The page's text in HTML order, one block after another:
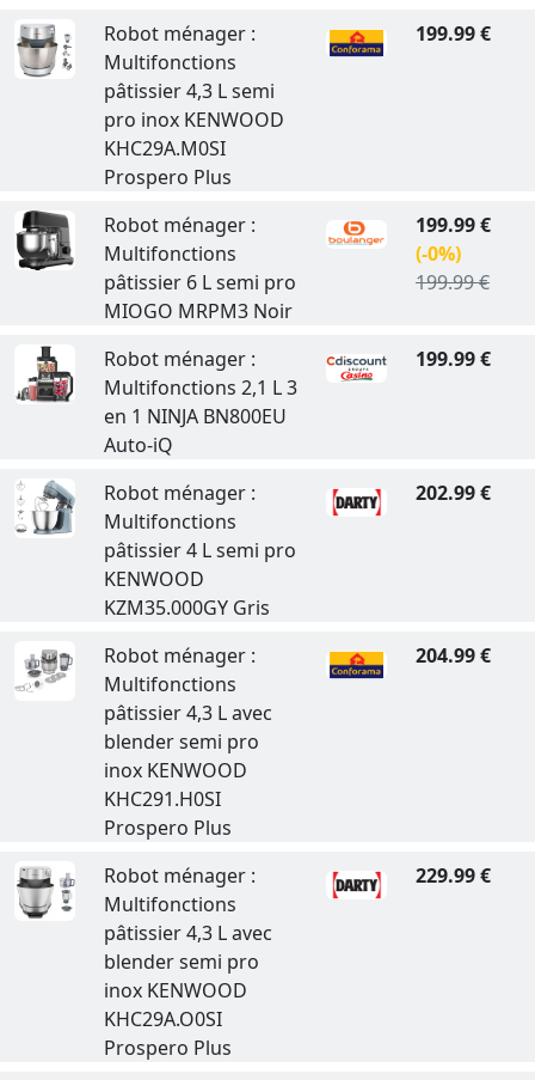
Robot ménager :
Multifonctions
pâtissier 4,3 L semi
pro inox KENWOOD
KHC29A.M0SI
Prospero Plus
199.99 €
Robot ménager :
Multifonctions
pâtissier 6 L semi pro
MIOGO MRPM3 Noir
199.99 €
(-0%)
199.99 €
Robot ménager :
Multifonctions 2,1 L 3
en 1 NINJA BN800EU
Auto-iQ
199.99 €
Robot ménager :
Multifonctions
pâtissier 4 L semi pro
KENWOOD
KZM35.000GY Gris
202.99 €
Robot ménager :
Multifonctions
pâtissier 4,3 L avec
blender semi pro
inox KENWOOD
KHC291.H0SI
Prospero Plus
204.99 €
Robot ménager :
Multifonctions
pâtissier 4,3 L avec
blender semi pro
inox KENWOOD
KHC29A.O0SI
Prospero Plus
229.99 €